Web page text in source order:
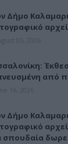
Δήμο
από
Δήμο
σπουδαία